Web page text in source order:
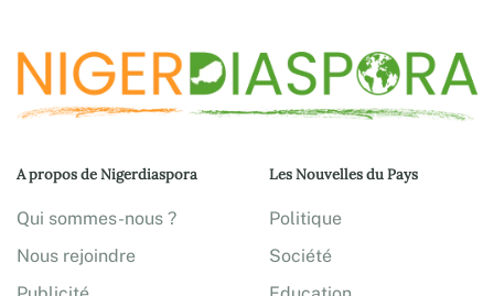
A propos de Nigerdiaspora
Qui sommes-nous ?
Nous rejoindre
Les Nouvelles du Pays
Politique
Société